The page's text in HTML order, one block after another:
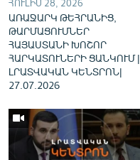
ՀՈՒԼԻՍ 28, 2026
ԱՌԱՋԱՐԿ ԹԵՀՐԱՆԻՑ,
ԹԱՐՄԱՑՈՒՄՆԵՐ
ՀԱՅԱՍՏԱՆԻ ԽՈՇՈՐ
ՀԱՐԿԱՏՈՒՆԵՐԻ ՑԱՆԿՈՒՄ |
ԼՐԱՏՎԱԿԱՆ ԿԵՆՏՐՈՆ|
27.07.2026